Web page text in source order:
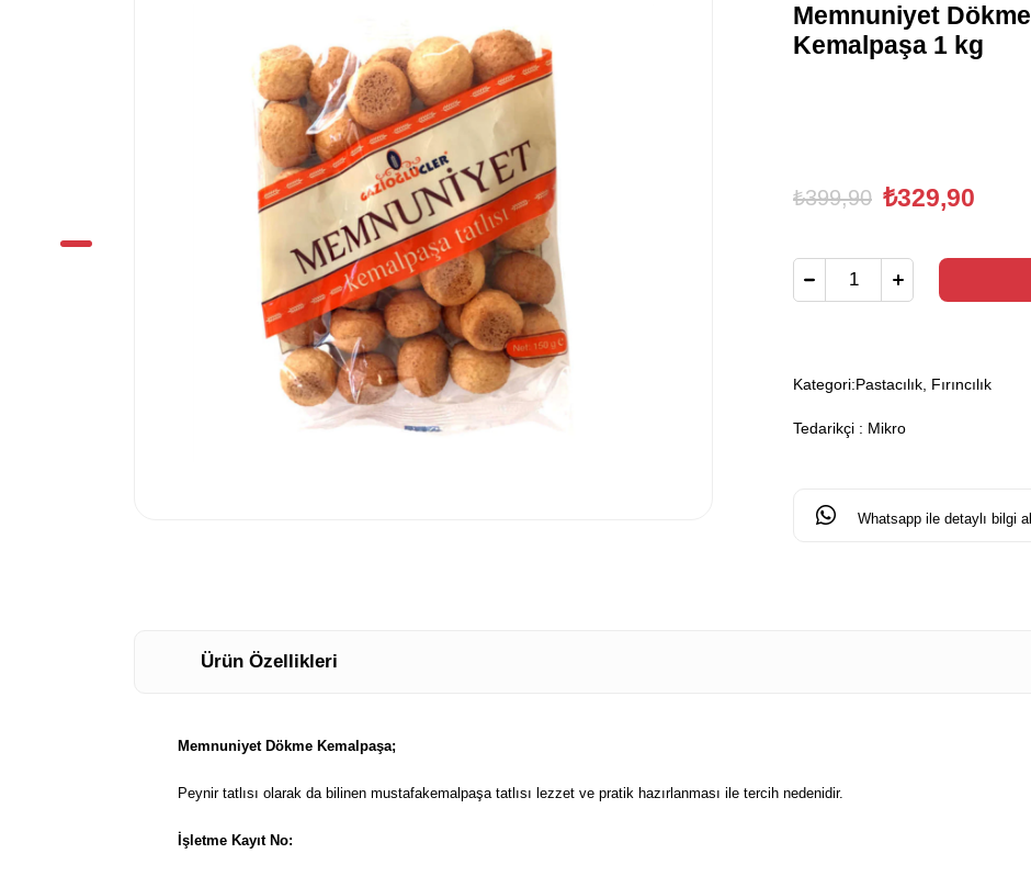
Memnuniyet Dökme
Kemalpaşa 1 kg
₺399,90 ₺329,90
Kategori:Pastacılık, Fırıncılık
Tedarikçi : Mikro
Whatsapp ile detaylı bilgi al
Ürün Özellikleri
Memnuniyet Dökme Kemalpaşa;
Peynir tatlısı olarak da bilinen mustafakemalpaşa tatlısı lezzet ve pratik hazırlanması ile tercih nedenidir.
İşletme Kayıt No: